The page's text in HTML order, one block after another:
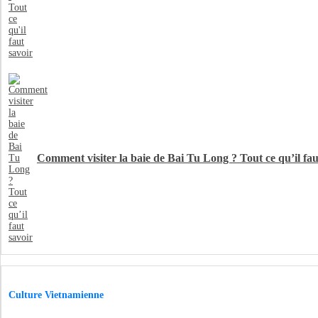
Comment visiter la baie de Bai Tu Long ? Tout ce qu’il
Culture Vietnamienne